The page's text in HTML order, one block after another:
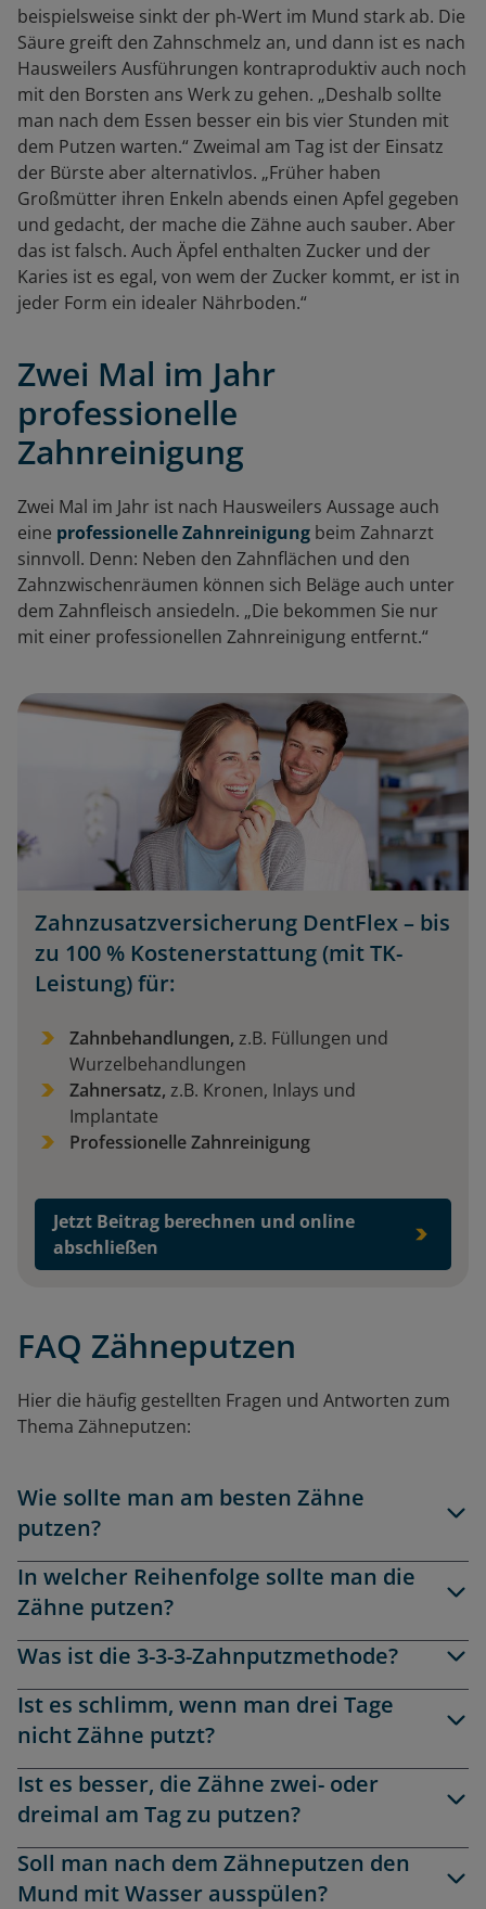
beispielsweise sinkt der ph-Wert im Mund stark ab. Die
Säure greift den Zahnschmelz an, und dann ist es nach
Hausweilers Ausführungen kontraproduktiv auch noch
mit den Borsten ans Werk zu gehen. „Deshalb sollte
man nach dem Essen besser ein bis vier Stunden mit
dem Putzen warten.“ Zweimal am Tag ist der Einsatz
der Bürste aber alternativlos. „Früher haben
Großmütter ihren Enkeln abends einen Apfel gegeben
und gedacht, der mache die Zähne auch sauber. Aber
das ist falsch. Auch Äpfel enthalten Zucker und der
Karies ist es egal, von wem der Zucker kommt, er ist in
jeder Form ein idealer Nährboden.“
Zwei Mal im Jahr
professionelle
Zahnreinigung
Zwei Mal im Jahr ist nach Hausweilers Aussage auch
eine professionelle Zahnreinigung beim Zahnarzt
sinnvoll. Denn: Neben den Zahnflächen und den
Zahnzwischenräumen können sich Beläge auch unter
dem Zahnfleisch ansiedeln. „Die bekommen Sie nur
mit einer professionellen Zahnreinigung entfernt.“
Zahnzusatzversicherung DentFlex – bis
zu 100 % Kostenerstattung (mit TK-
Leistung) für:
Zahnbehandlungen, z.B. Füllungen und
Wurzelbehandlungen
Zahnersatz, z.B. Kronen, Inlays und
Implantate
Professionelle Zahnreinigung
Jetzt Beitrag berechnen und online
abschließen
FAQ Zähneputzen
Hier die häufig gestellten Fragen und Antworten zum
Thema Zähneputzen:
Wie sollte man am besten Zähne
putzen?
In welcher Reihenfolge sollte man die
Zähne putzen?
Was ist die 3-3-3-Zahnputzmethode?
Ist es schlimm, wenn man drei Tage
nicht Zähne putzt?
Ist es besser, die Zähne zwei- oder
dreimal am Tag zu putzen?
Soll man nach dem Zähneputzen den
Mund mit Wasser ausspülen?